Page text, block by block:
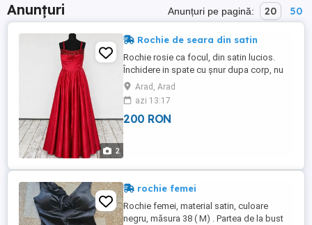
Anunțuri Anunțuri pe pagină: 20 50
2
Rochie de seara din satin
Rochie rosie ca focul, din satin lucios.
Închidere in spate cu șnur dupa corp, nu
necesita sutien.
Arad, Arad
azi 13:17
200 RON
rochie femei
Rochie femei, material satin, culoare
negru, măsura 38 ( M) . Partea de la bust